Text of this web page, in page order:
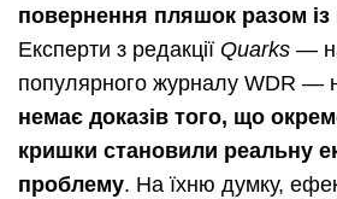
повернення пляшок разом
Експерти з редакції Quarks —
популярного журналу WDR —
немає доказів того, що
кришки становили реальну
проблему. На їхню думку,